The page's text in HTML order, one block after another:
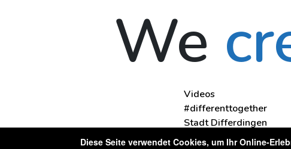
We
Videos
#differenttogether
Stadt Differdingen
Kontakt
Diese Seite verwendet Cookies, um Ihr Online-